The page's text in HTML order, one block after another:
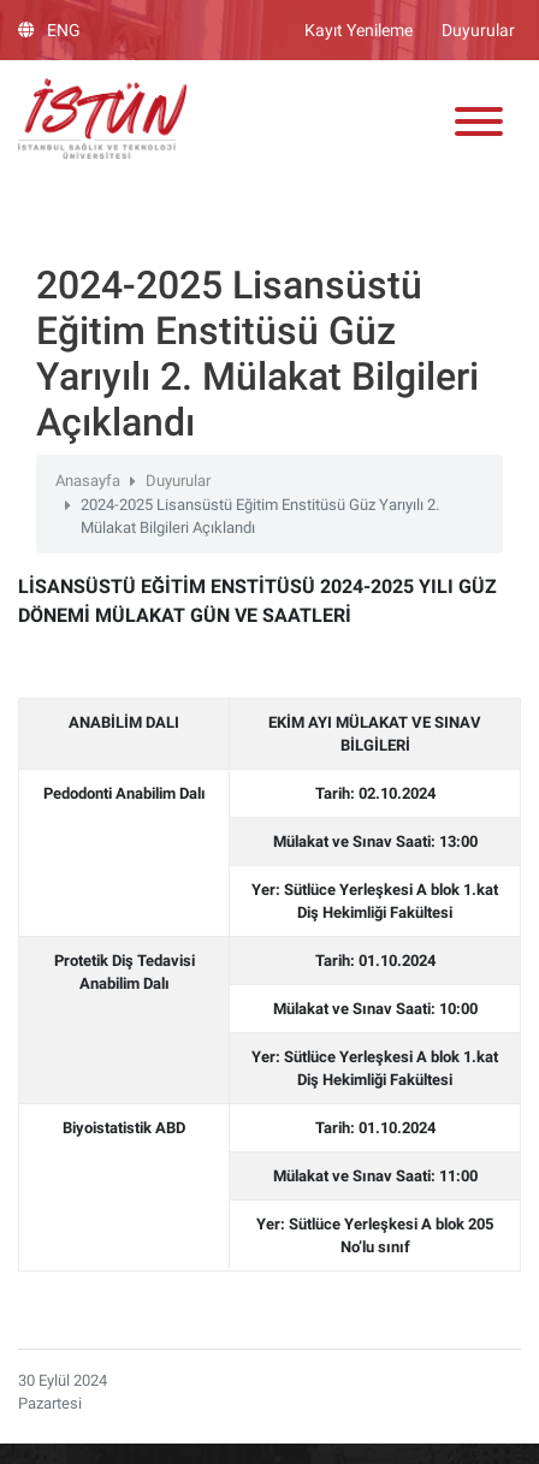
dikkat:
web
sitesinde,
erişilebilirliği
BiClick"
sistemi
bulunur.
ENG Kayıt Yenileme Duyurular
2024-2025 Lisansüstü
Eğitim Enstitüsü Güz
Yarıyılı 2. Mülakat Bilgileri
Açıklandı
Anasayfa
Duyurular
2024-2025 Lisansüstü Eğitim Enstitüsü Güz Yarıyılı 2.
Mülakat Bilgileri Açıklandı
LİSANSÜSTÜ EĞİTİM ENSTİTÜSÜ 2024-2025 YILI GÜZ
DÖNEMİ MÜLAKAT GÜN VE SAATLERİ
ANABİLİM DALI
EKİM AYI MÜLAKAT VE SINAV
BİLGİLERİ
Pedodonti Anabilim Dalı Tarih: 02.10.2024
Mülakat ve Sınav Saati: 13:00
Yer: Sütlüce Yerleşkesi A blok 1.kat
Diş Hekimliği Fakültesi
Protetik Diş Tedavisi
Anabilim Dalı
Tarih: 01.10.2024
Mülakat ve Sınav Saati: 10:00
Yer: Sütlüce Yerleşkesi A blok 1.kat
Diş Hekimliği Fakültesi
Biyoistatistik ABD Tarih: 01.10.2024
Mülakat ve Sınav Saati: 11:00
Yer: Sütlüce Yerleşkesi A blok 205
No’lu sınıf
30 Eylül 2024
Pazartesi